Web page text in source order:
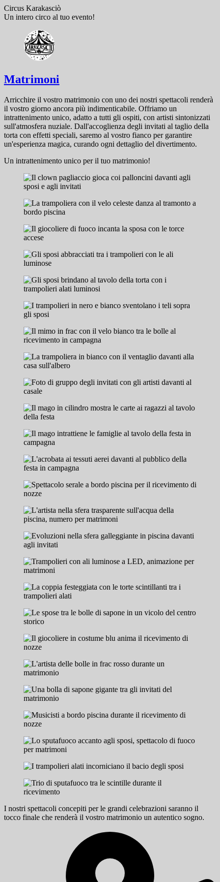
Circus Karakasciò
Un intero circo al tuo evento!
Matrimoni
Arricchire il vostro matrimonio con uno dei nostri spettacoli renderà
il vostro giorno ancora più indimenticabile. Offriamo un
intrattenimento unico, adatto a tutti gli ospiti, con artisti sintonizzati
sull'atmosfera nuziale. Dall'accoglienza degli invitati al taglio della
torta con effetti speciali, saremo al vostro fianco per garantire
un'esperienza magica, curando ogni dettaglio del divertimento.
Un intrattenimento unico per il tuo matrimonio!
I nostri spettacoli concepiti per le grandi celebrazioni saranno il
tocco finale che renderà il vostro matrimonio un autentico sogno.